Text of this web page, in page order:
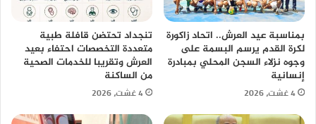
بمناسبة عيد العرش.. اتحاد زاكورة
لكرة القدم يرسم البسمة على
وجوه نزلاء السجن المحلي بمبادرة
إنسانية
4 غشت، 2026
تنجداد تحتضن قافلة طبية
متعددة التخصصات احتفاء بعيد
العرش وتقريبا للخدمات الصحية
من الساكنة
4 غشت، 2026